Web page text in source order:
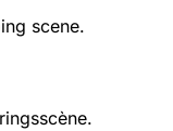
scene.